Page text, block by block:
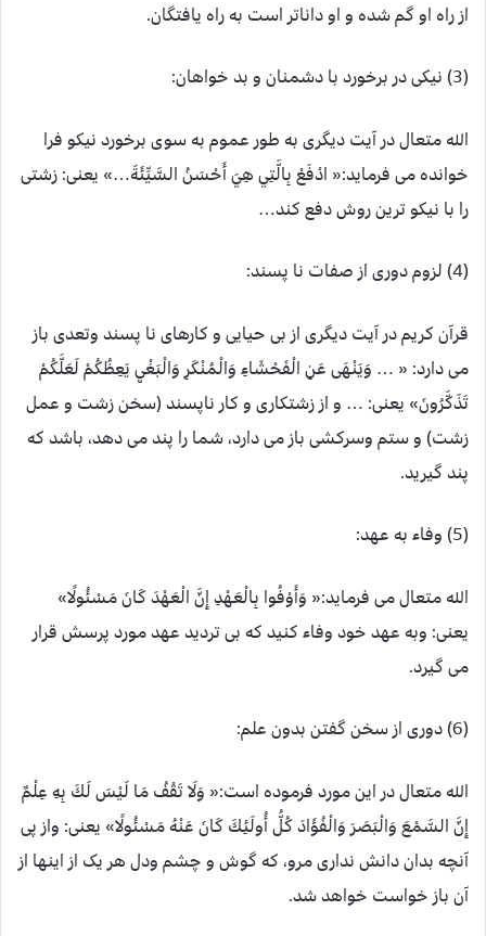
از راه او گم شده و او داناتر است به راه یافتگان.
(3) نیکی در برخورد با دشمنان و بد خواهان:
الله متعال در آیت دیگری به طور عموم به سوی برخورد نیکو فرا
خوانده می فرماید:« ادْفَعْ بِالَّتِي هِيَ أَحْسَنُ السَّيِّئَةَ…» یعنی: زشتی
را با نیکو ترین روش دفع کند…
(4) لزوم دوری از صفات نا پسند:
قرآن کریم در آیت دیگری از بی حیایی و کارهای نا پسند وتعدی باز
می دارد: « … وَيَنْهَى عَنِ الْفَحْشَاءِ وَالْمُنْكَرِ وَالْبَغْيِ يَعِظُكُمْ لَعَلَّكُمْ
تَذَكَّرُونَ» یعنی: … و از زشتکاری و کار ناپسند (سخن زشت و عمل
زشت) و ستم وسرکشی باز می دارد، شما را پند می دهد، باشد که
پند گیرید.
(5) وفاء به عهد:
الله متعال می فرماید:« وَأَوْفُوا بِالْعَهْدِ إِنَّ الْعَهْدَ كَانَ مَسْئُولًا»
یعنی: وبه عهد خود وفاء کنید که بی تردید عهد مورد پرسش قرار
می گیرد.
(6) دوری از سخن گفتن بدون علم:
الله متعال در این مورد فرموده است:« وَلَا تَقْفُ مَا لَيْسَ لَكَ بِهِ عِلْمٌ
إِنَّ السَّمْعَ وَالْبَصَرَ وَالْفُؤَادَ كُلُّ أُولَئِكَ كَانَ عَنْهُ مَسْئُولًا» یعنی: واز پی
آنچه بدان دانش نداری مرو، که گوش و چشم ودل هر یک از اینها از
آن باز خواست خواهد شد.